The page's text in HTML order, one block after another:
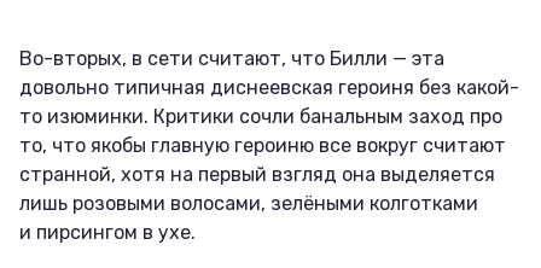
Во-вторых, в сети считают, что Билли — эта
довольно типичная диснеевская героиня без какой-
то изюминки. Критики сочли банальным заход про
то, что якобы главную героиню все вокруг считают
странной, хотя на первый взгляд она выделяется
лишь розовыми волосами, зелёными колготками
и пирсингом в ухе.